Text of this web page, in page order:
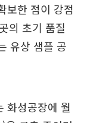
보한 점이 강점
의 초기 품질
유상 샘플 공
화성공장에 월